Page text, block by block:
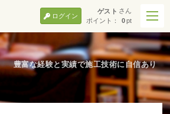
ゲスト さん
ポイント：
0pt
ログイン
豊富な経験と実績で施工技術に自信あり